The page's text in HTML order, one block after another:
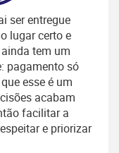
ser entregue
lugar certo e
tem um
pagamento só
esse é um
acabam
facilitar a
e priorizar